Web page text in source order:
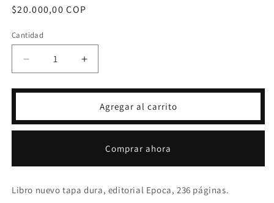
Precio
$20.000,00 COP
Cantidad
Reducir
cantidad
para
LOUISA
Aumentar
cantidad
para
MUJERCITAS
LOUISA
ALCOTT
Agregar al carrito
Comprar ahora
Libro nuevo tapa dura, editorial Epoca, 236 páginas.